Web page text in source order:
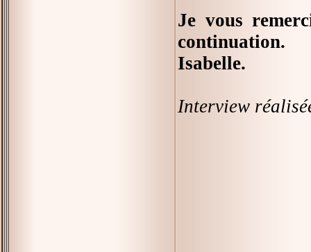
Je vous
continuation.
Isabelle.
Interview